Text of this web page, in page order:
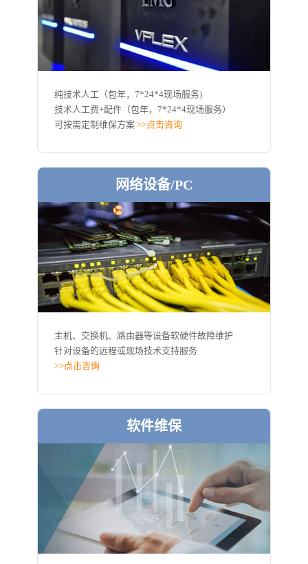
纯技术人工（包年，7*24*4现场服务)
技术人工费+配件（包年，7*24*4现场服务）
可按需定制维保方案 >>点击咨询
网络设备/PC
主机、交换机、路由器等设备软硬件故障维护
针对设备的远程或现场技术支持服务
>>点击咨询
软件维保